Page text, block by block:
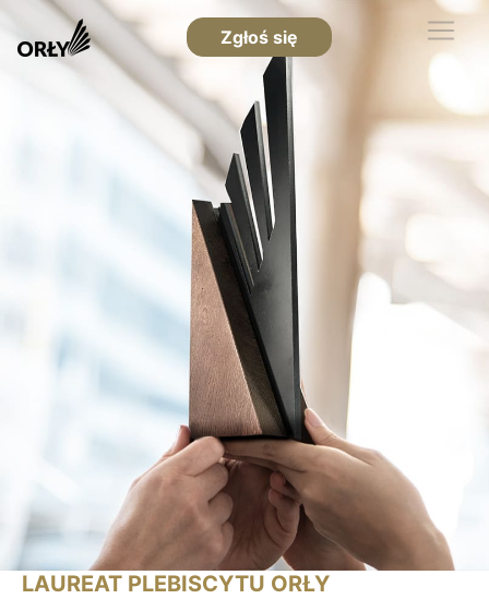
Zgłoś się
LAUREAT PLEBISCYTU ORŁY